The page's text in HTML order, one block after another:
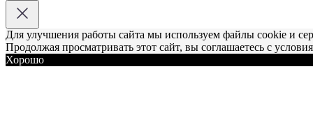
Для улучшения работы сайта мы используем файлы cookie и
Продолжая просматривать этот сайт, вы соглашаетесь с
Хорошо